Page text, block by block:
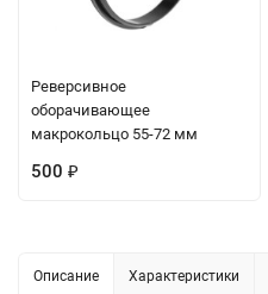
Реверсивное
оборачивающее
макрокольцо 55-72 мм
500 ₽
Описание Характеристики